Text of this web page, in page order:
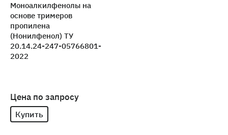
Моноалкилфенолы на
основе тримеров
пропилена
(Нонилфенол) ТУ
20.14.24-247-05766801-
2022
Цена по запросу
Купить